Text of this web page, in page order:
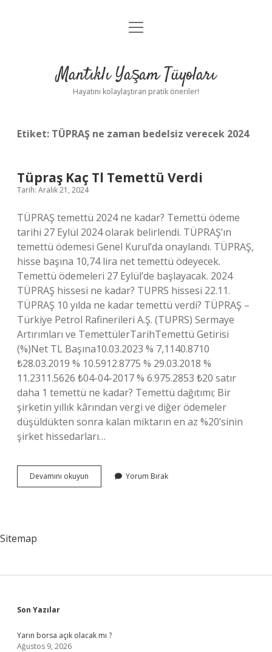
Anasayfa
Yasal Uyarı
menüyü
Mantıklı Yaşam Tüyoları
Hayatını kolaylaştıran pratik öneriler!
Etiket: TÜPRAŞ ne zaman bedelsiz verecek 2024
Tüpraş Kaç Tl Temettü Verdi
Tarih: Aralık 21, 2024
TÜPRAŞ temettü 2024 ne kadar? Temettü ödeme
tarihi 27 Eylül 2024 olarak belirlendi. TÜPRAŞ’ın
temettü ödemesi Genel Kurul’da onaylandı. TÜPRAŞ,
hisse başına 10,74 lira net temettü ödeyecek.
Temettü ödemeleri 27 Eylül’de başlayacak. 2024
TÜPRAŞ hissesi ne kadar? TUPRS hissesi 22.11.
TÜPRAŞ 10 yılda ne kadar temettü verdi? TÜPRAŞ –
Türkiye Petrol Rafinerileri A.Ş. (TUPRS) Sermaye
Artırımları ve TemettülerTarihTemettü Getirisi
(%)Net TL Başına10.03.2023 % 7,1140.8710
₺28.03.2019 % 10.5912.8775 % 29.03.2018 %
11.2311.5626 ₺04-04-2017 % 6.975.2853 ₺20 satır
daha 1 temettü ne kadar? Temettü dağıtımı; Bir
şirketin yıllık kârından vergi ve diğer ödemeler
düşüldükten sonra kalan miktarın en az %20’sinin
şirket hissedarları…
Devamını okuyun
Kaç
Yorum Bırak
Sitemap
Sidebar
Son Yazılar
Yarın borsa açık olacak mı ?
Ağustos 9, 2026